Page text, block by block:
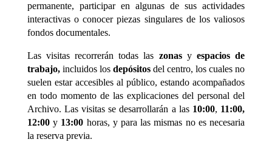
permanente, participar en algunas de sus actividades
interactivas o conocer piezas singulares de los valiosos
fondos documentales.
Las visitas recorrerán todas las zonasyespacios de
trabajo,incluidos los depósitosdel centro, los cuales no
suelen estar accesibles al público, estando acompañados
en todo momento de las explicaciones del personal del
Archivo. Las visitas se desarrollarán a las 10:00, 11:00,
12:00y 13:00 horas, y para las mismas no es necesaria
la reserva previa.